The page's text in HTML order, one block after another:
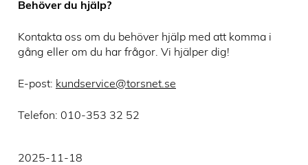
Behöver du hjälp?
Kontakta oss om du behöver hjälp med att komma i
gång eller om du har frågor. Vi hjälper dig!
E-post: kundservice@torsnet.se
Telefon: 010-353 32 52
2025-11-18